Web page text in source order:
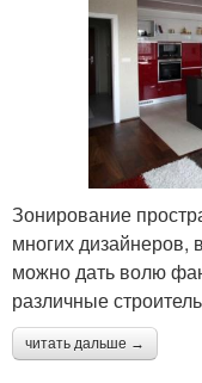
Зонирование
многих дизайнеров,
можно дать волю
различные
читать дальше →